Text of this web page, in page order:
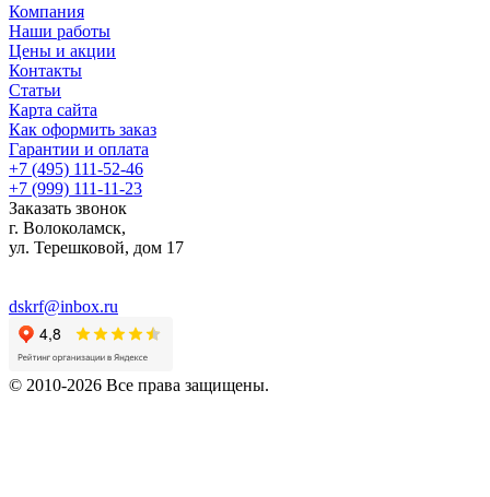
Компания
Наши работы
Цены и акции
Контакты
Статьи
Карта сайта
Как оформить заказ
Гарантии и оплата
+7 (495) 111-52-46
+7 (999) 111-11-23
Заказать звонок
г. Волоколамск,
ул. Терешковой, дом 17
dskrf@inbox.ru
© 2010-2026 Все права защищены.